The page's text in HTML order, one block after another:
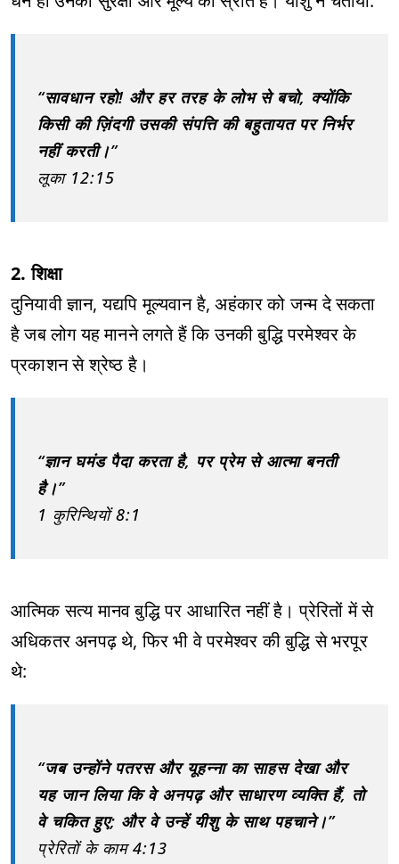
“सावधान रहो! और हर तरह के लोभ से बचो, क्योंकि
किसी की ज़िंदगी उसकी संपत्ति की बहुतायत पर निर्भर
नहीं करती।”
लूका 12:15
2. शिक्षा
दुनियावी ज्ञान, यद्यपि मूल्यवान है, अहंकार को जन्म दे सकता
है जब लोग यह मानने लगते हैं कि उनकी बुद्धि परमेश्वर के
प्रकाशन से श्रेष्ठ है।
“ज्ञान घमंड पैदा करता है, पर प्रेम से आत्मा बनती
है।”
1 कुरिन्थियों 8:1
आत्मिक सत्य मानव बुद्धि पर आधारित नहीं है। प्रेरितों में से
अधिकतर अनपढ़ थे, फिर भी वे परमेश्वर की बुद्धि से भरपूर
थे:
“जब उन्होंने पतरस और यूहन्ना का साहस देखा और
यह जान लिया कि वे अनपढ़ और साधारण व्यक्ति हैं, तो
वे चकित हुए; और वे उन्हें यीशु के साथ पहचाने।”
प्रेरितों के काम 4:13